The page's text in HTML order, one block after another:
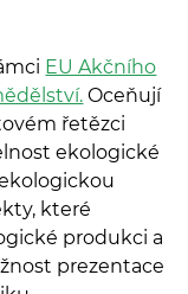
EU Akčního
Oceňují
řetězci
ekologické
které
produkci a
prezentace